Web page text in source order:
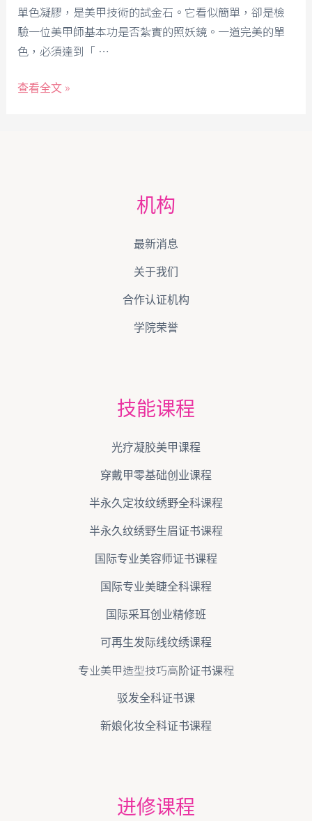
單色凝膠，是美甲技術的試金石。它看似簡單，卻是檢
驗一位美甲師基本功是否紮實的照妖鏡。一道完美的單
色，必須達到「 …
查看全文 »
机构
最新消息
关于我们
合作认证机构
学院荣誉
技能课程
光疗凝胶美甲课程
穿戴甲零基础创业课程
半永久定妆纹绣野全科课程
半永久纹绣野生眉证书课程
国际专业美容师证书课程
国际专业美睫全科课程
国际采耳创业精修班
可再生发际线纹绣课程
专业美甲造型技巧高阶证书课程
驳发全科证书课
新娘化妆全科证书课程
进修课程